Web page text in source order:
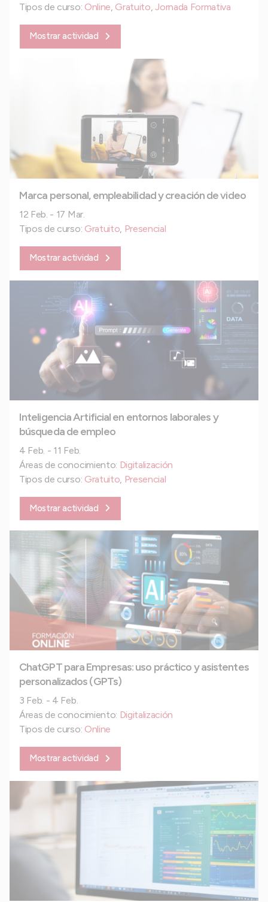
Tipos de curso: Online, Gratuito,Jornada Formativa
Mostrar actividad
Marca personal, empleabilidad y creación de video
12 Feb. - 17 Mar.
Tipos de curso: Gratuito Presencial
Mostrar actividad
Inteligencia Artificial en entornos laborales y
búsqueda de empleo
4 Feb. - 11 Feb.
Áreas de conocimiento: Digitalización
Tipos de curso: Gratuito Presencial
Mostrar actividad
ChatGPT para Empresas: uso práctico y asistentes
personalizados (GPTs)
3 Feb. - 4 Feb.
Áreas de conocimiento: Digitalización
Tipos de curso: Online
Mostrar actividad